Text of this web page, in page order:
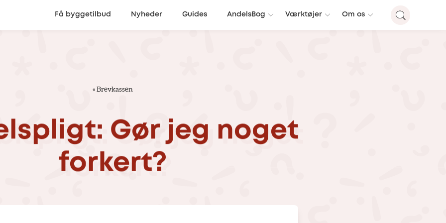
Få byggetilbud Nyheder Guides AndelsBog Værktøjer Om os
«Brevkassen
Gør jeg noget
forkert?